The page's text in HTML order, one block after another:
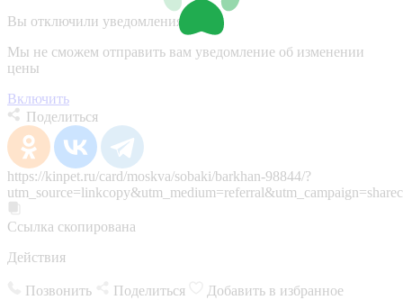
Вы отключили уведомления
Мы не сможем отправить вам уведомление об изменении
цены
Включить
Поделиться
https://kinpet.ru/card/moskva/sobaki/barkhan-98844/?
Ссылка скопирована
Действия
Позвонить Поделиться
Добавить в избранное